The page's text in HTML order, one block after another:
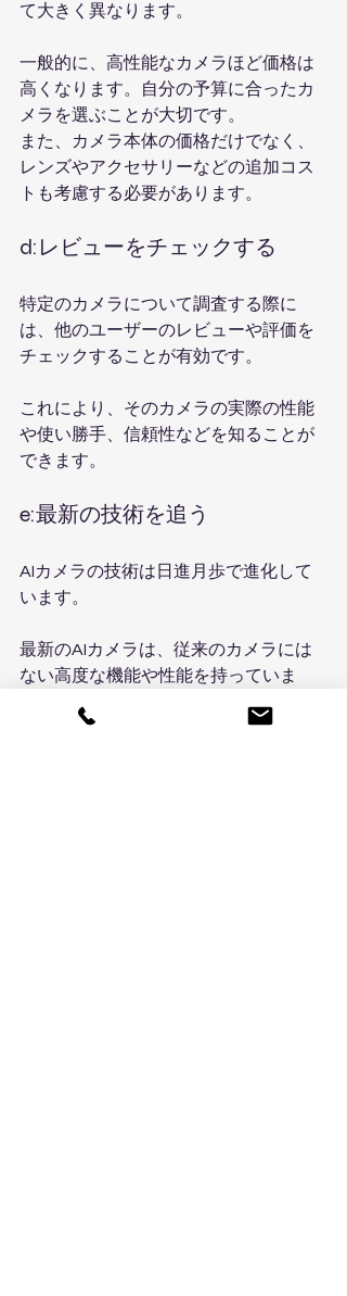
て大きく異なります。
一般的に、高性能なカメラほど価格は
高くなります。自分の予算に合ったカ
メラを選ぶことが大切です。
また、カメラ本体の価格だけでなく、
レンズやアクセサリーなどの追加コス
トも考慮する必要があります。
d:レビューをチェックする
特定のカメラについて調査する際に
は、他のユーザーのレビューや評価を
チェックすることが有効です。
これにより、そのカメラの実際の性能
や使い勝手、信頼性などを知ることが
できます。
e:最新の技術を追う
AIカメラの技術は日進月歩で進化して
います。
最新のAIカメラは、従来のカメラには
ない高度な機能や性能を持っていま